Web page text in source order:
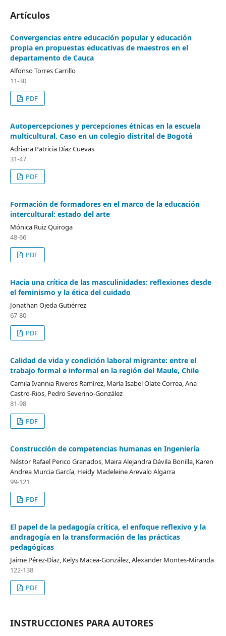
Artículos
Convergencias entre educación popular y educación
propia en propuestas educativas de maestros en el
departamento de Cauca
Alfonso Torres Carrillo
11-30
PDF
Autopercepciones y percepciones étnicas en la escuela
multicultural. Caso en un colegio distrital de Bogotá
Adriana Patricia Díaz Cuevas
31-47
PDF
Formación de formadores en el marco de la educación
intercultural: estado del arte
Mónica Ruiz Quiroga
48-66
PDF
Hacia una crítica de las masculinidades: reflexiones desde
el feminismo y la ética del cuidado
Jonathan Ojeda Gutiérrez
67-80
PDF
Calidad de vida y condición laboral migrante: entre el
trabajo formal e informal en la región del Maule, Chile
Camila Ivannia Riveros Ramírez, María Isabel Olate Correa, Ana
Castro-Rios, Pedro Severino-González
81-98
PDF
Construcción de competencias humanas en Ingeniería
Néstor Rafael Perico Granados, Maira Alejandra Dávila Bonilla, Karen
Andrea Murcia García, Heidy Madeleine Arevalo Algarra
99-121
PDF
El papel de la pedagogía crítica, el enfoque reflexivo y la
andragogía en la transformación de las prácticas
pedagógicas
Jaime Pérez-Díaz, Kelys Macea-González, Alexander Montes-Miranda
122-138
PDF
INSTRUCCIONES PARA AUTORES